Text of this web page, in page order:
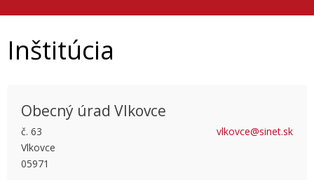
Inštitúcia
This page can't load Google Maps correctly.
Obecný úrad Vlkovce
č. 63
Vlkovce
05971
vlkovce@sinet.sk